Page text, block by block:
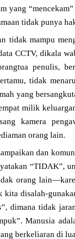
yang
tidak punya
tidak mampu
CCTV, dikala
penulis,
tidak
yang
milik
kamera
orang lain.
dan
“TIDAK”,
orang
disalah-
dimana tidak
Manusia
berkeliaran di